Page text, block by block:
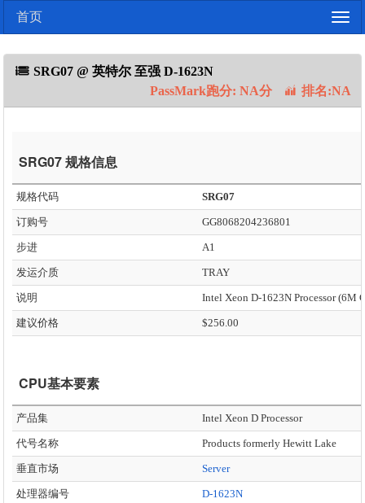
首页
SRG07 @ 英特尔 至强 D-1623N
PassMark跑分: NA分
排名:NA
SRG07 规格信息
规格代码 SRG07
订购号 GG8068204236801
步进 A1
发运介质 TRAY
说明
建议价格 $256.00
CPU基本要素
产品集 Intel Xeon D Processor
代号名称 Products formerly Hewitt Lake
垂直市场 Server
处理器编号 D-1623N